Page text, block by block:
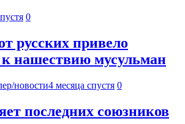
0
русских привело
нашествию мусульман
новости4 месяца спустя 0
последних союзников